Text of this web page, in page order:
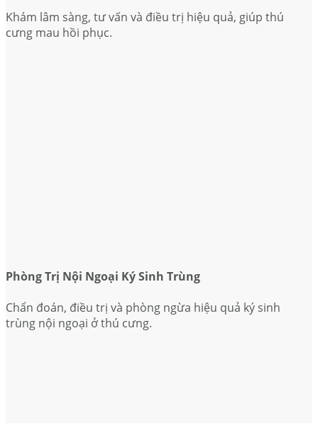
Khám lâm sàng, tư vấn và điều trị hiệu quả, giúp thú
cưng mau hồi phục.
Phòng Trị Nội Ngoại Ký Sinh Trùng
Chẩn đoán, điều trị và phòng ngừa hiệu quả ký sinh
trùng nội ngoại ở thú cưng.